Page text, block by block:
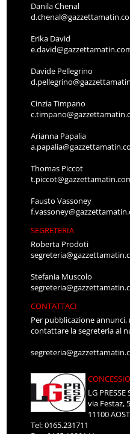
Danila Chenal
Erika David
Davide Pellegrino
Cinzia Timpano
Arianna Papalia
Thomas Piccot
Fausto Vassoney
SEGRETERIA
Roberta Prodoti
Stefania Muscolo
CONTATTACI
Per pubblicazione
contattare la segreteria al
LG PRESSE
via Festaz,
11100
Tel: 0165.231711